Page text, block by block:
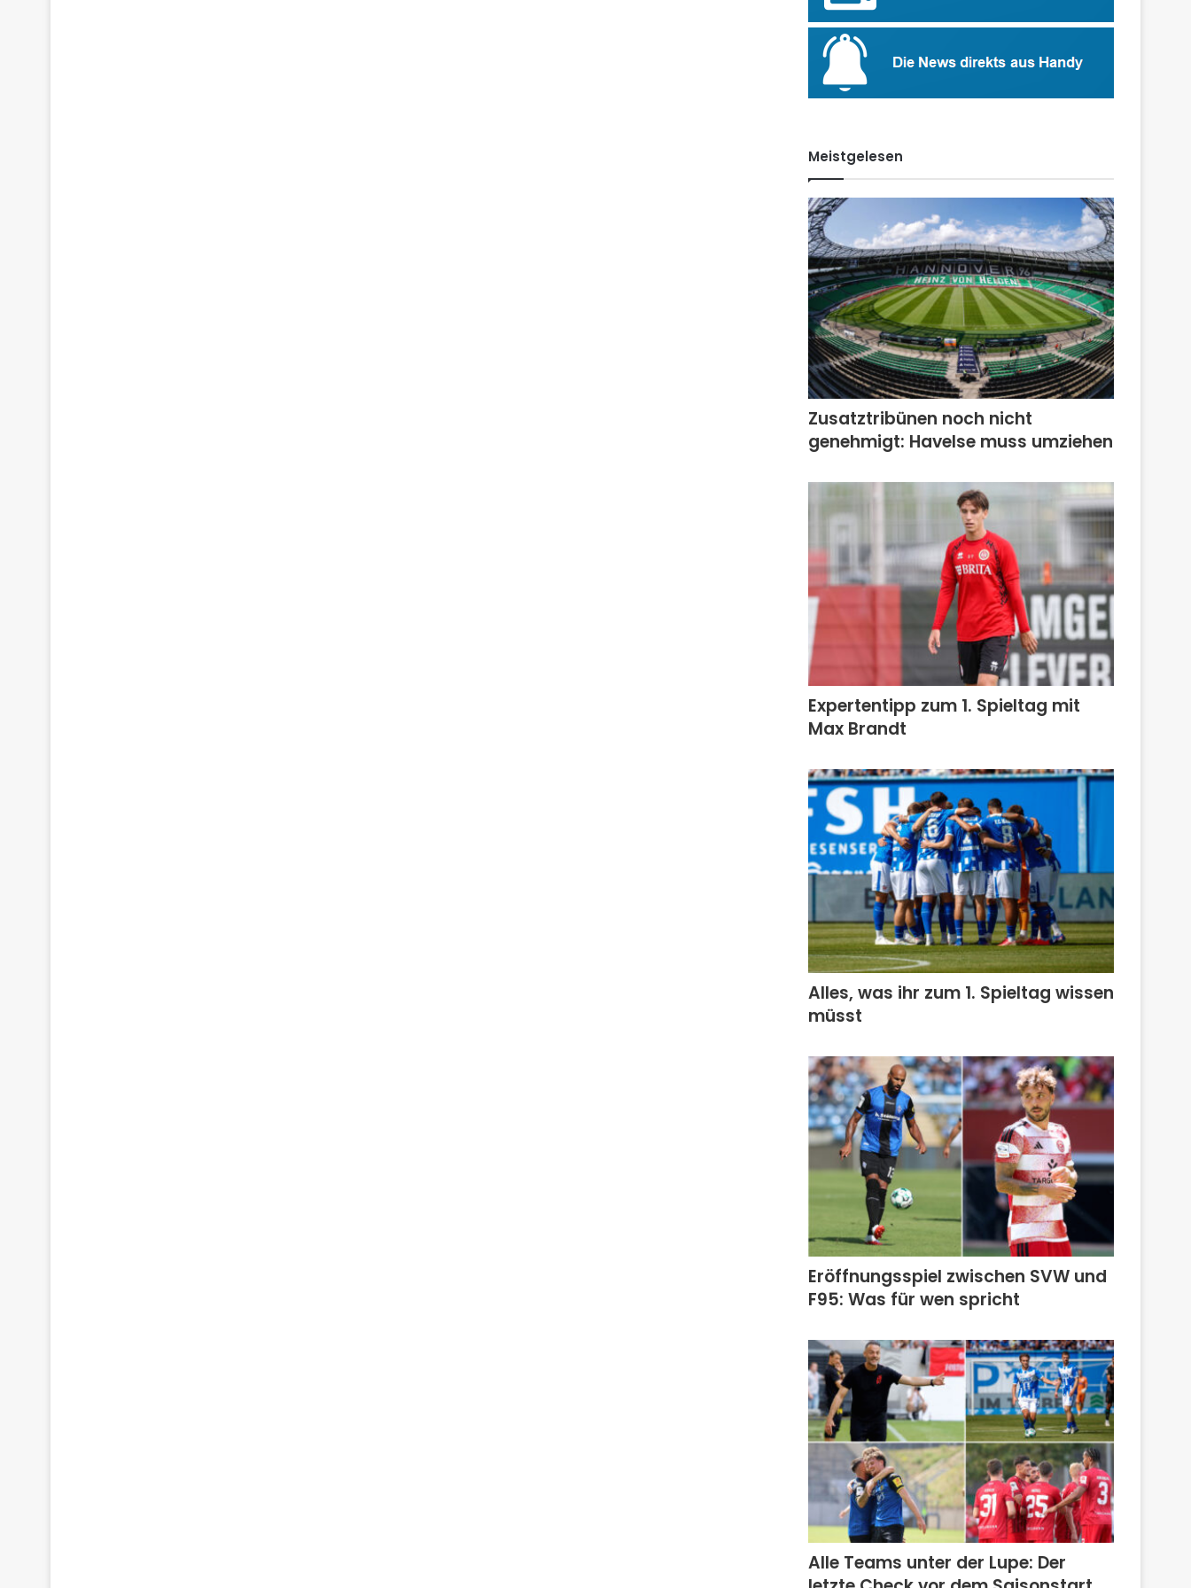
Meistgelesen
Zusatztribünen noch nicht
genehmigt: Havelse muss umziehen
Expertentipp zum 1. Spieltag mit
Max Brandt
Alles, was ihr zum 1. Spieltag wissen
müsst
Eröffnungsspiel zwischen SVW und
F95: Was für wen spricht
Alle Teams unter der Lupe: Der